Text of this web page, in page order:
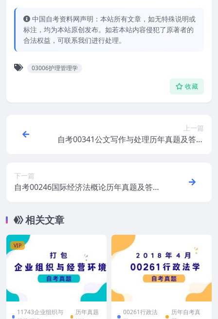
中国自考资料网声明：本站所有文章，如无特殊说明或
标注，均为本站原创发布。如若本站内容侵犯了原著者的
合法权益，可联系我们进行处理。
03006护理管理学
收藏
上一篇
自考00341公文写作与处理历年真题及答案
下一篇
自考00246国际经济法概论历年真题及答案
相关文章
VIP
11743企业组织与
历年真题
00261行政法
历年自考真